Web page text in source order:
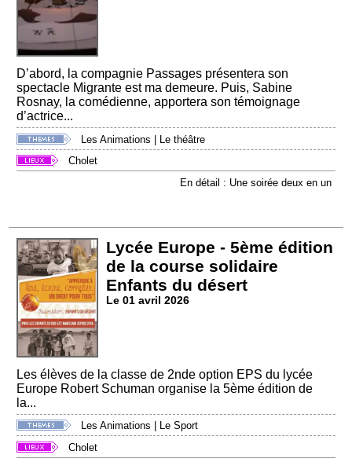
D’abord, la compagnie Passages présentera son
spectacle Migrante est ma demeure. Puis, Sabine
Rosnay, la comédienne, apportera son témoignage
d’actrice...
Les Animations | Le théâtre
Cholet
En détail : Une soirée deux en un
Lycée Europe - 5ème édition
de la course solidaire
Enfants du désert
Le 01 avril 2026
Les élèves de la classe de 2nde option EPS du lycée
Europe Robert Schuman organise la 5ème édition de
la...
Les Animations
Le Sport
Cholet